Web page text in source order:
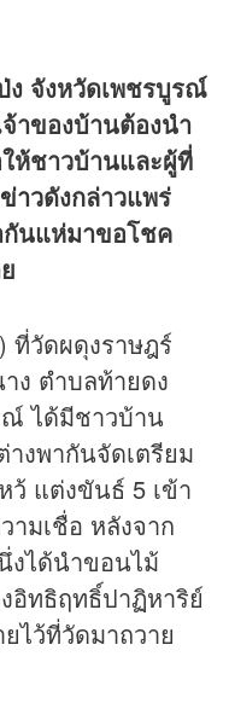
ง จังหวัดเพชรบูรณ์
าของบ้านต้องนำ
ห้ชาวบ้านและผู้ที่
ข่าวดังกล่าวแพร่
กันแห่มาขอโชค
ที่วัดผดุงราษฎร์
ง ตำบลท้ายดง
ณ์ ได้มีชาวบ้าน
งพากันจัดเตรียม
ว้ แต่งขันธ์ 5 เข้า
มเชื่อ หลังจาก
งได้นำขอนไม้
อิทธิฤทธิ์ปาฏิหาริย์
ไว้ที่วัดมาถวาย